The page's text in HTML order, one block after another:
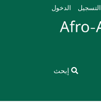
إبحث
التسجيل الدخول